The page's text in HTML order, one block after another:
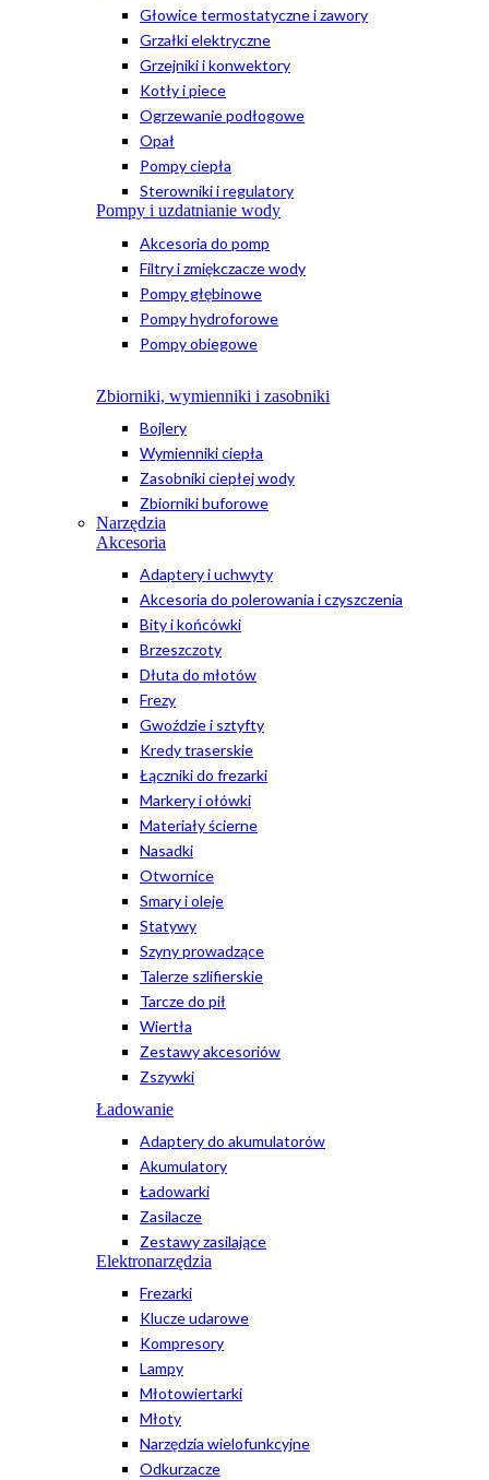
Głowice termostatyczne i zawory
Grzałki elektryczne
Grzejniki i konwektory
Kotły i piece
Ogrzewanie podłogowe
Opał
Pompy ciepła
Sterowniki i regulatory
Pompy i uzdatnianie wody
Akcesoria do pomp
Filtry i zmiękczacze wody
Pompy głębinowe
Pompy hydroforowe
Pompy obiegowe
Zbiorniki, wymienniki i zasobniki
Bojlery
Wymienniki ciepła
Zasobniki ciepłej wody
Zbiorniki buforowe
Narzędzia
Akcesoria
Adaptery i uchwyty
Akcesoria do polerowania i czyszczenia
Bity i końcówki
Brzeszczoty
Dłuta do młotów
Frezy
Gwoździe i sztyfty
Kredy traserskie
Łączniki do frezarki
Markery i ołówki
Materiały ścierne
Nasadki
Otwornice
Smary i oleje
Statywy
Szyny prowadzące
Talerze szlifierskie
Tarcze do pił
Wiertła
Zestawy akcesoriów
Zszywki
Ładowanie
Adaptery do akumulatorów
Akumulatory
Ładowarki
Zasilacze
Zestawy zasilające
Elektronarzędzia
Frezarki
Klucze udarowe
Kompresory
Lampy
Młotowiertarki
Młoty
Narzędzia wielofunkcyjne
Odkurzacze